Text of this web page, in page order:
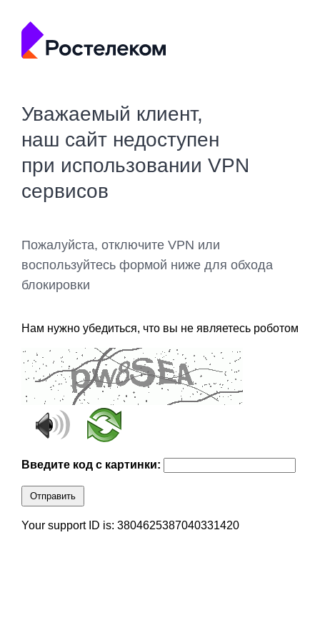
Уважаемый клиент,
наш сайт недоступен
при использовании VPN
сервисов
Пожалуйста, отключите VPN или
воспользуйтесь формой ниже для обхода
блокировки
Нам нужно убедиться, что вы не являетесь роботом
Введите код с картинки:
Отправить
Your support ID is: 3804625387040331420